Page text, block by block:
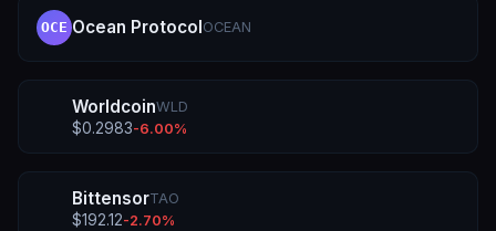
OCE Ocean ProtocolOCEAN
WorldcoinWLD
$0.2983-6.00%
BittensorTAO
$192.12-2.70%